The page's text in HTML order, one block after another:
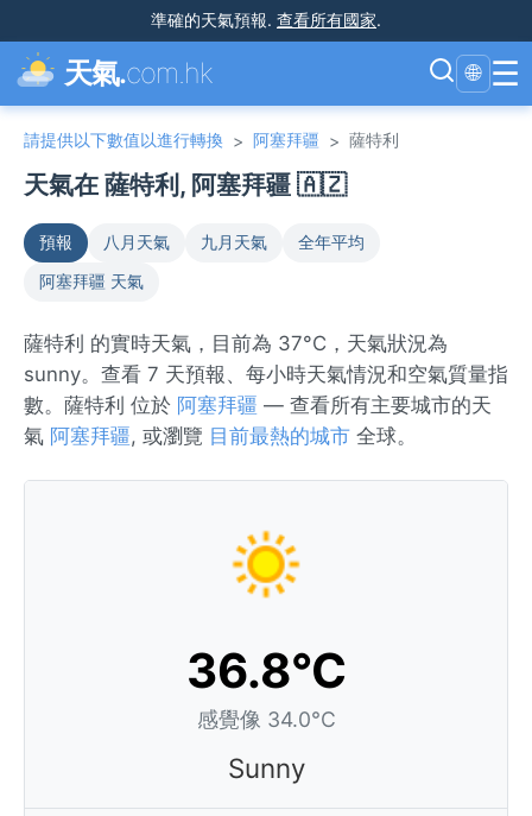
準確的天氣預報. 查看所有國家.
天氣.com.hk 🌐 ☰
請提供以下數值以進行轉換 > 阿塞拜疆 > 薩特利
天氣在 薩特利, 阿塞拜疆 🇦🇿
預報 八月天氣 九月天氣
全年平均
阿塞拜疆 天氣
薩特利 的實時天氣，目前為 37°C，天氣狀況為
sunny。查看 7 天預報、每小時天氣情況和空氣質量指
數。薩特利 位於 阿塞拜疆 — 查看所有主要城市的天
氣 阿塞拜疆, 或瀏覽 目前最熱的城市 全球。
36.8°C
感覺像 34.0°C
Sunny